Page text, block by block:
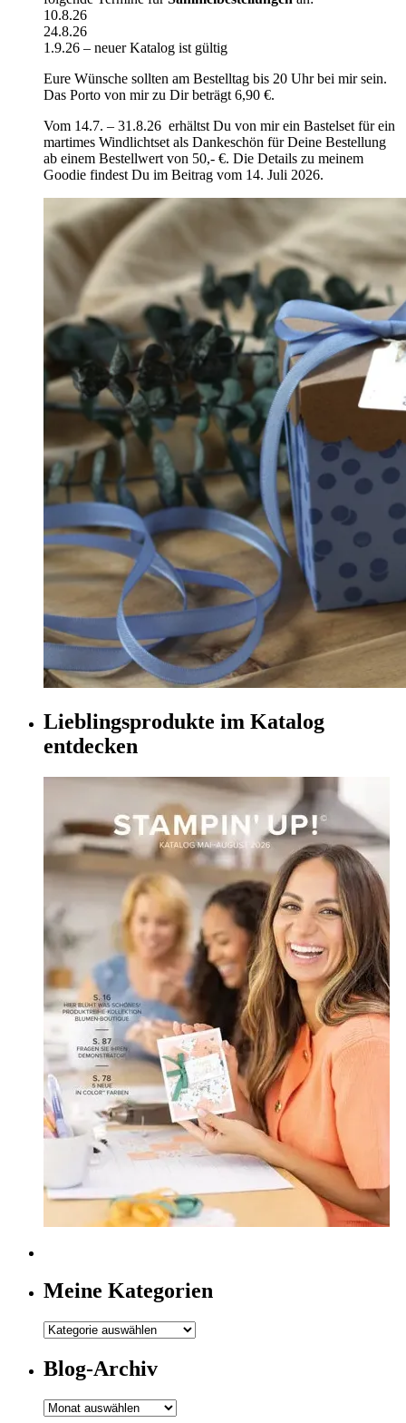
10.8.26
24.8.26
1.9.26 – neuer Katalog ist gültig
Eure Wünsche sollten am Bestelltag bis 20 Uhr bei mir sein.
Das Porto von mir zu Dir beträgt 6,90 €.
Vom 14.7. – 31.8.26 erhältst Du von mir ein Bastelset für ein
martimes Windlichtset als Dankeschön für Deine Bestellung
ab einem Bestellwert von 50,- €. Die Details zu meinem
Goodie findest Du im Beitrag vom 14. Juli 2026.
Lieblingsprodukte im Katalog
entdecken
Meine Kategorien
Meine
Blog-Archiv
Blog-